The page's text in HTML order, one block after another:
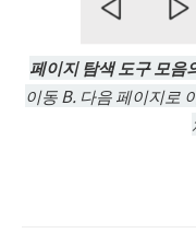
페이지 탐색 도구 모음
이동 B. 다음 페이지로